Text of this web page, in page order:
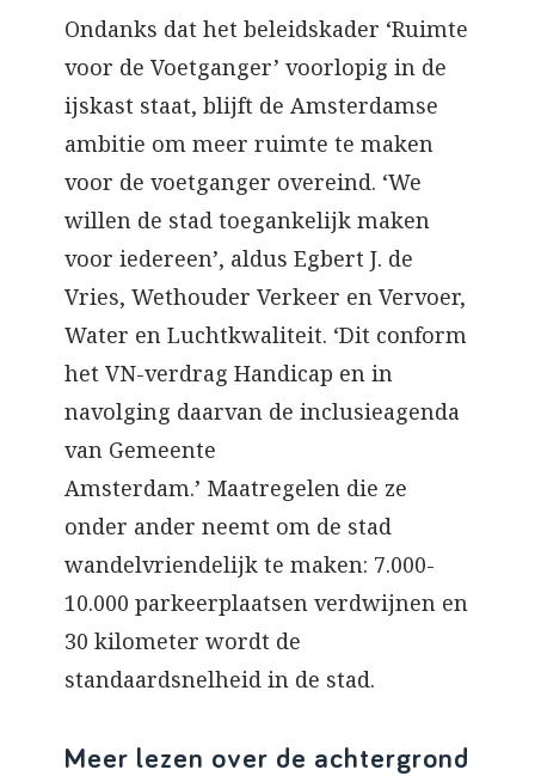
Ondanks dat het beleidskader ‘Ruimte
voor de Voetganger’ voorlopig in de
ijskast staat, blijft de Amsterdamse
ambitie om meer ruimte te maken
voor de voetganger overeind. ‘We
willen de stad toegankelijk maken
voor iedereen’, aldus Egbert J. de
Vries, Wethouder Verkeer en Vervoer,
Water en Luchtkwaliteit. ‘Dit conform
het VN-verdrag Handicap en in
navolging daarvan de inclusieagenda
van Gemeente
Amsterdam.’ Maatregelen die ze
onder ander neemt om de stad
wandelvriendelijk te maken: 7.000-
10.000 parkeerplaatsen verdwijnen en
30 kilometer wordt de
standaardsnelheid in de stad.
Meer lezen over de achtergrond